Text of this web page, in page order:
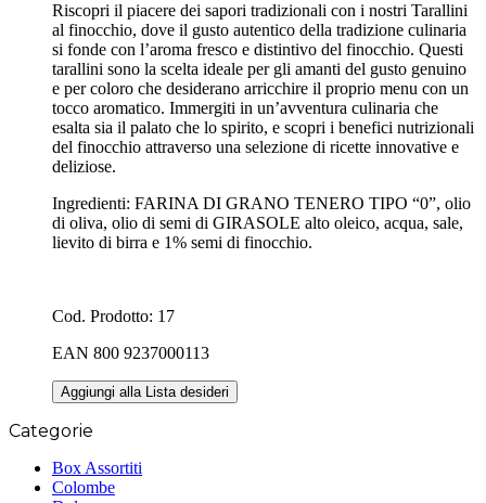
Riscopri il piacere dei sapori tradizionali con i nostri Tarallini
al finocchio, dove il gusto autentico della tradizione culinaria
si fonde con l’aroma fresco e distintivo del finocchio. Questi
tarallini sono la scelta ideale per gli amanti del gusto genuino
e per coloro che desiderano arricchire il proprio menu con un
tocco aromatico. Immergiti in un’avventura culinaria che
esalta sia il palato che lo spirito, e scopri i benefici nutrizionali
del finocchio attraverso una selezione di ricette innovative e
deliziose.
Ingredienti: FARINA DI GRANO TENERO TIPO “0”, olio
di oliva, olio di semi di GIRASOLE alto oleico, acqua, sale,
lievito di birra e 1% semi di finocchio.
Cod. Prodotto: 17
EAN 800 9237000113
Aggiungi alla Lista desideri
Categorie
Box Assortiti
Colombe